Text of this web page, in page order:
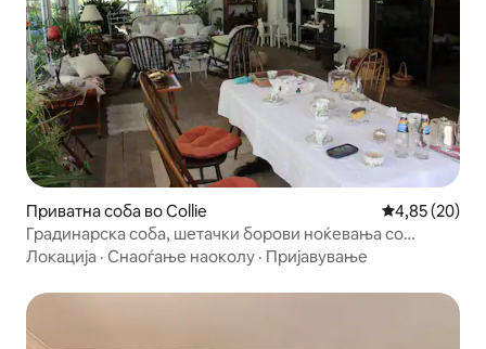
Приватна соба во Collie Просечна
4,85 (20)
Градинарска соба, шетачки борови ноќевања со
појадок
Локација · Снаоѓање наоколу · Пријавување